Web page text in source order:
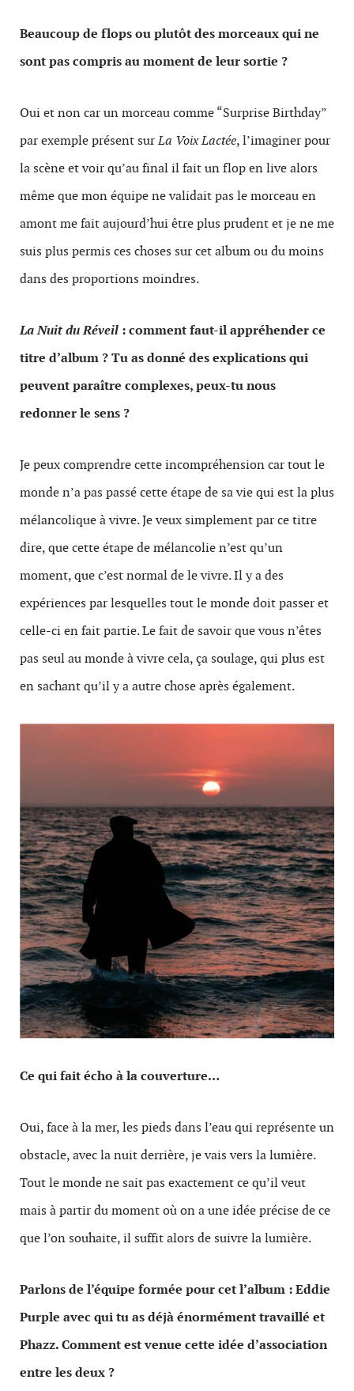
Beaucoup de flops ou plutôt des morceaux qui ne
sont pas compris au moment de leur sortie ?
Oui et non car un morceau comme “Surprise Birthday”
par exemple présent surLa Voix Lactée, l’imaginer pour
la scène et voir qu’au final il fait un flop en live alors
même que mon équipe ne validait pas le morceau en
amont me fait aujourd’hui être plus prudent et je ne me
suis plus permis ces choses sur cet album ou du moins
dans des proportions moindres.
La Nuit du Réveil : comment faut-il appréhender ce
titre d’album ? Tu as donné des explications qui
peuvent paraître complexes, peux-tu nous
redonner le sens ?
Je peux comprendre cette incompréhension car tout le
monde n’a pas passé cette étape de sa vie qui est la plus
mélancolique à vivre. Je veux simplement par ce titre
dire, que cette étape de mélancolie n’est qu’un
moment, que c’est normal de le vivre. Il y a des
expériences par lesquelles tout le monde doit passer et
celle-ci en fait partie. Le fait de savoir que vous n’êtes
pas seul au monde à vivre cela, ça soulage, qui plus est
en sachant qu’il y a autre chose après également.
Ce qui fait écho à la couverture…
Oui, face à la mer, les pieds dans l’eau qui représente un
obstacle, avec la nuit derrière, je vais vers la lumière.
Tout le monde ne sait pas exactement ce qu’il veut
mais à partir du moment où on a une idée précise de ce
que l’on souhaite, il suffit alors de suivre la lumière.
Parlons de l’équipe formée pour cet l’album : Eddie
Purple avec qui tu as déjà énormément travaillé et
Phazz. Comment est venue cette idée d’association
entre les deux ?